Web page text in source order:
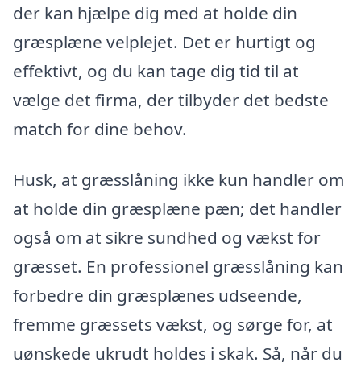
der kan hjælpe dig med at holde din
græsplæne velplejet. Det er hurtigt og
effektivt, og du kan tage dig tid til at
vælge det firma, der tilbyder det bedste
match for dine behov.
Husk, at græsslåning ikke kun handler om
at holde din græsplæne pæn; det handler
også om at sikre sundhed og vækst for
græsset. En professionel græsslåning kan
forbedre din græsplænes udseende,
fremme græssets vækst, og sørge for, at
uønskede ukrudt holdes i skak. Så, når du